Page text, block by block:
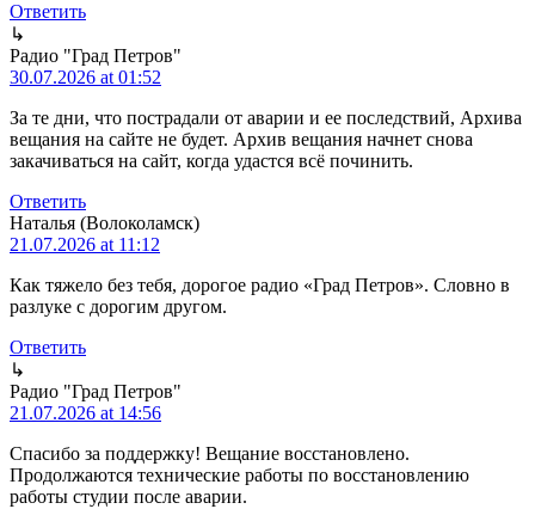
Ответить
↳
Радио "Град Петров"
30.07.2026 at 01:52
За те дни, что пострадали от аварии и ее последствий, Архива
вещания на сайте не будет. Архив вещания начнет снова
закачиваться на сайт, когда удастся всё починить.
Ответить
Наталья (Волоколамск)
21.07.2026 at 11:12
Как тяжело без тебя, дорогое радио «Град Петров». Словно в
разлуке с дорогим другом.
Ответить
↳
Радио "Град Петров"
21.07.2026 at 14:56
Спасибо за поддержку! Вещание восстановлено.
Продолжаются технические работы по восстановлению
работы студии после аварии.